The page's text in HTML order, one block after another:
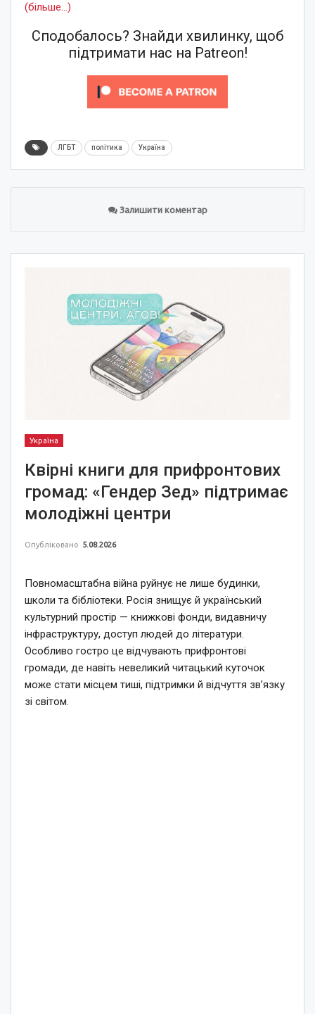
(більше…)
Сподобалось? Знайди хвилинку, щоб
підтримати нас на Patreon!
ЛГБТ політика Україна
Залишити коментар
Україна
Квірні книги для прифронтових
громад: «Гендер Зед» підтримає
молодіжні центри
Опубліковано 5.08.2026
Повномасштабна війна руйнує не лише будинки,
школи та бібліотеки. Росія знищує й український
культурний простір — книжкові фонди, видавничу
інфраструктуру, доступ людей до літератури.
Особливо гостро це відчувають прифронтові
громади, де навіть невеликий читацький куточок
може стати місцем тиші, підтримки й відчуття зв’язку
зі світом.